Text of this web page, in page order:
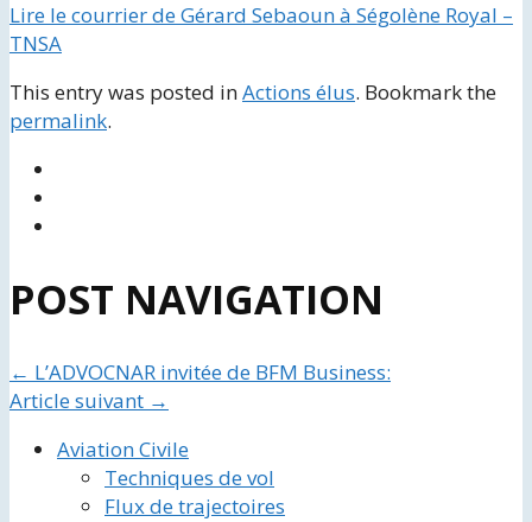
Lire le courrier de Gérard Sebaoun à Ségolène Royal –
TNSA
This entry was posted inActions élus. Bookmark the
permalink.
POST NAVIGATION
← L’ADVOCNAR invitée de BFM Business:
Article suivant →
Aviation Civile
Techniques de vol
Flux de trajectoires